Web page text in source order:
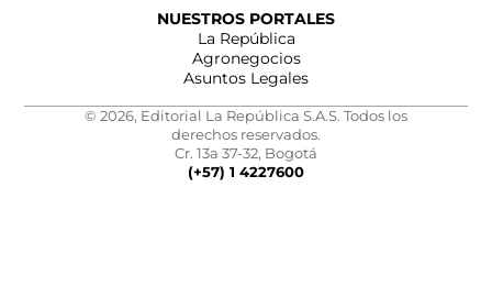
NUESTROS PORTALES
La República
Agronegocios
Asuntos Legales
© 2026, Editorial La República S.A.S. Todos los
derechos reservados.
Cr. 13a 37-32, Bogotá
(+57) 1 4227600